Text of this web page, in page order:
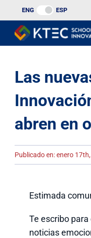
al
contenido
ENG ESP
Las
abren en
Publicado en: enero
Estimada
Te escribo
noticias